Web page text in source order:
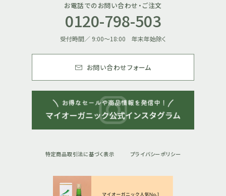
お電話でのお問い合わせ・ご注文
0120-798-503
受付時間／ 9:00～18:00 年末年始除く
お問い合わせフォーム
特定商品取引法に基づく表示 プライバシーポリシー